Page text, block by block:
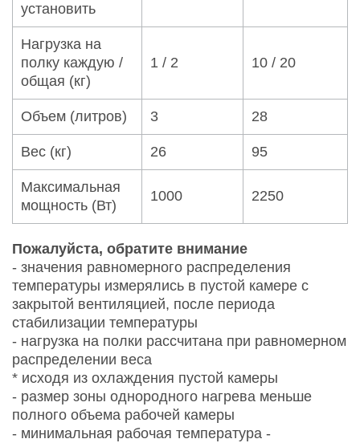
установить
Нагрузка на
полку каждую /
общая (кг)
1 / 2 10 / 20
Объем (литров) 3 28
Вес (кг) 26 95
Максимальная
мощность (Вт)
1000 2250
Пожалуйста, обратите внимание
- значения равномерного распределения
температуры измерялись в пустой камере с
закрытой вентиляцией, после периода
стабилизации температуры
- нагрузка на полки рассчитана при равномерном
распределении веса
* исходя из охлаждения пустой камеры
- размер зоны однородного нагрева меньше
полного объема рабочей камеры
- минимальная рабочая температура -